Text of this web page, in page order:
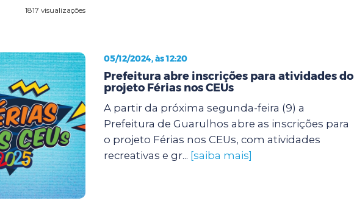
1817 visualizações
05/12/2024, às 12:20
Prefeitura abre inscrições para atividades do
projeto Férias nos CEUs
A partir da próxima segunda-feira (9) a
Prefeitura de Guarulhos abre as inscrições para
o projeto Férias nos CEUs, com atividades
recreativas e gr... [saiba mais]